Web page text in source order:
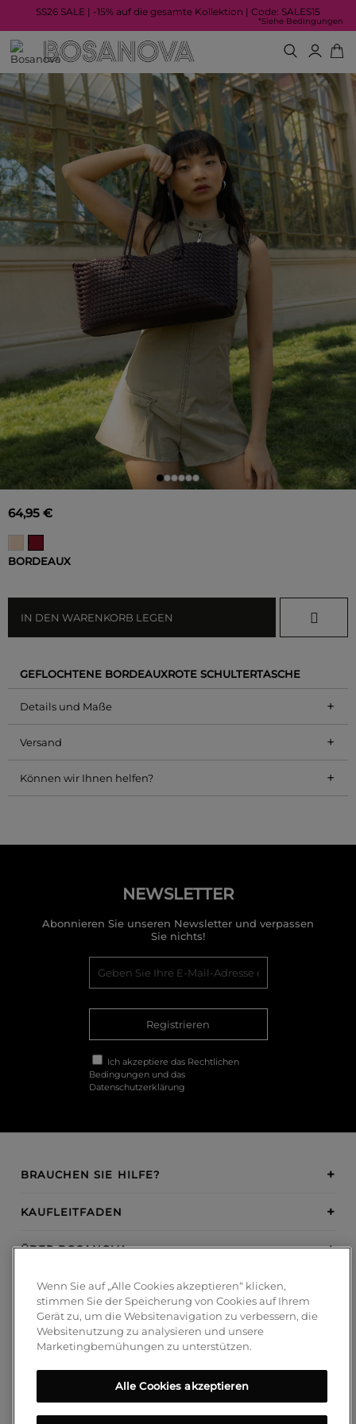
SS26 SALE | -15% auf die gesamte Kollektion | Code: SALES15
*Siehe Bedingungen
64,95 €
BORDEAUX
IN DEN WARENKORB LEGEN
GEFLOCHTENE BORDEAUXROTE SCHULTERTASCHE
Details und Maße +
Versand +
Können wir Ihnen helfen? +
NEWSLETTER
Abonnieren Sie unseren Newsletter und verpassen
Sie nichts!
Registrieren
Ich akzeptiere das Rechtlichen
Bedingungen und das
Datenschutzerklärung
BRAUCHEN SIE HILFE?
KAUFLEITFADEN
ÜBER BOSANOVA
INSPIRATION
ZAHLUNGSMETHODEN
FOLGEN SIE UNS!
Wenn Sie auf „Alle Cookies akzeptieren“ klicken,
stimmen Sie der Speicherung von Cookies auf Ihrem
Gerät zu, um die Websitenavigation zu verbessern, die
Websitenutzung zu analysieren und unsere
Marketingbemühungen zu unterstützen.
Alle Cookies akzeptieren